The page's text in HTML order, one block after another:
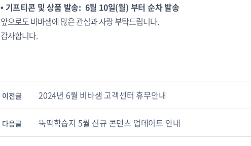
• 기프티콘 및 상품 발송: 6월 10일(월) 부터 순차 발송
앞으로도 비바샘에 많은 관심과 사랑 부탁드립니다.
감사합니다.
이전글 2024년 6월 비바샘 고객센터 휴무안내
다음글 뚝딱학습지 5월 신규 콘텐츠 업데이트 안내